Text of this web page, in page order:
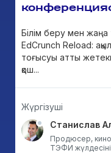
Білім беру мен жаңа
EdCrunch Reload:
тоғысуы атты
қош...
Жүргізуші
Станислав
Продюсер,
ТЭФИ